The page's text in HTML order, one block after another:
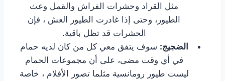
مثل القراد وحشرات الفراش والقمل وعث
الطيور، وحتى إذا غادرت الطيور العش ، فإن
الحشرات قد تظل باقية.
الضجيج: سوف يتفق معي كل من كان لديه حمام
في أي وقت مضى، على أن مجموعات الحمام
ليست طيور رومانسية مثلما تصور الأفلام ، خاصة